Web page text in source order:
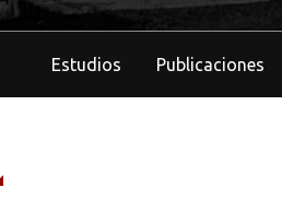
Estudios Publicaciones